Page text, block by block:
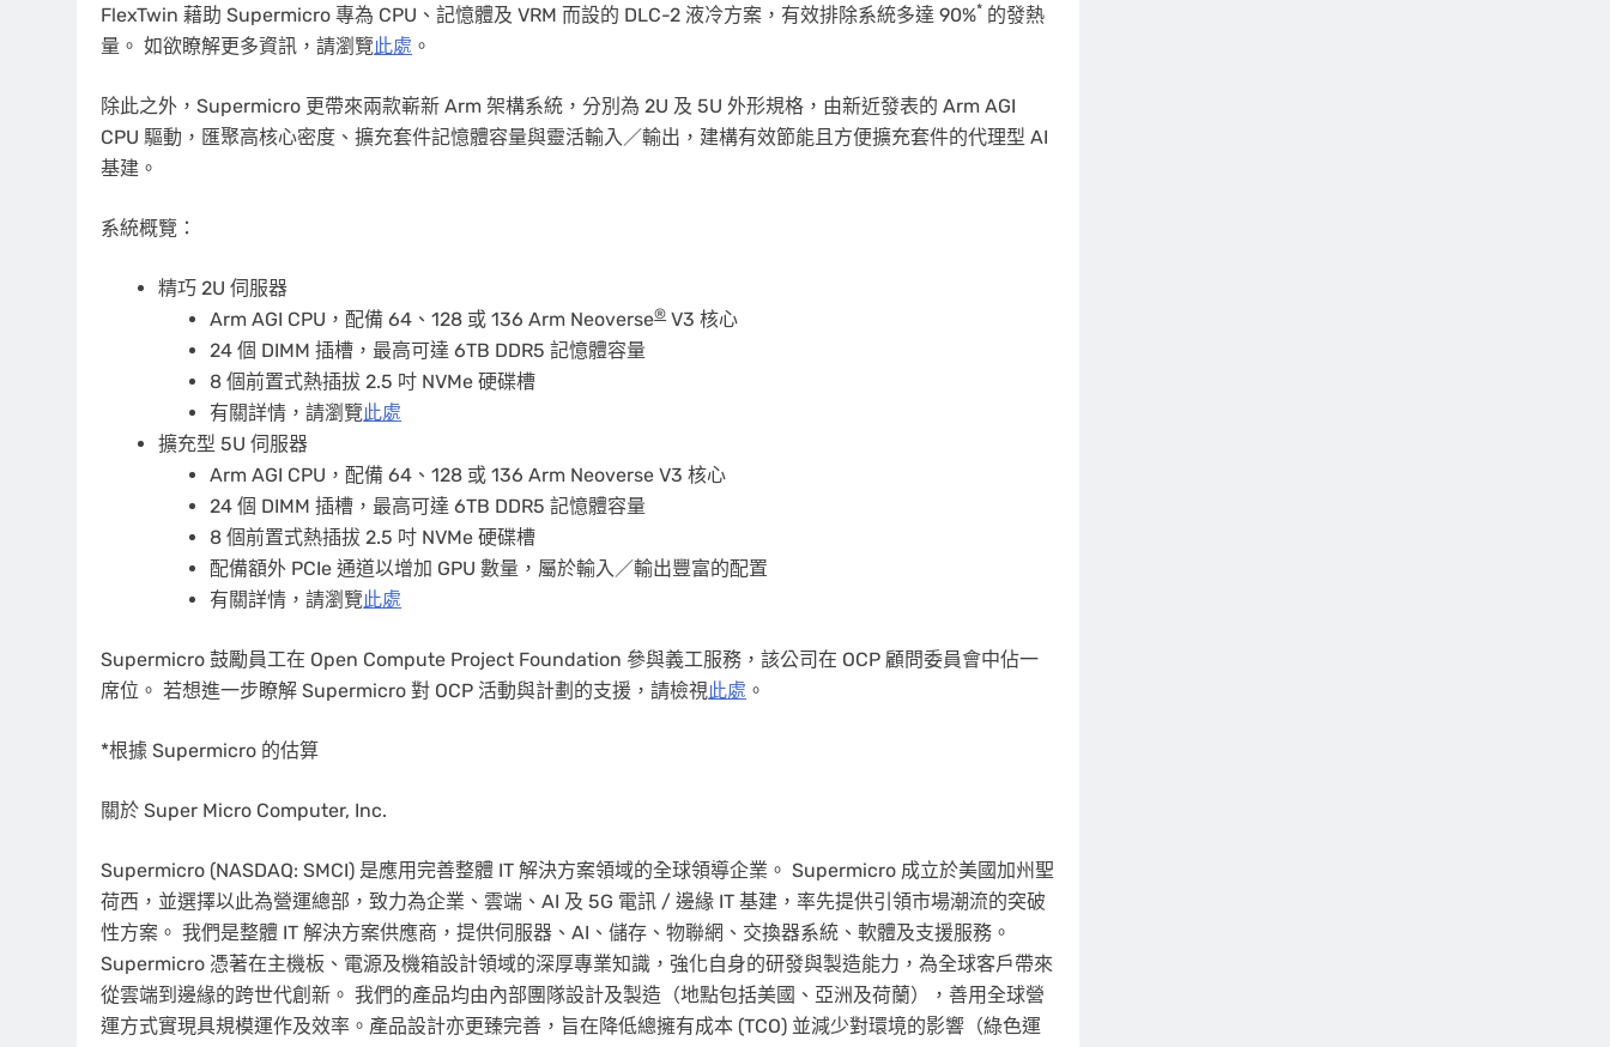
FlexTwin 藉助 Supermicro 專為 CPU、記憶體及 VRM 而設的 DLC-2 液冷方案，有效排除系統多達 90%* 的發熱
量。 如欲瞭解更多資訊，請瀏覽此處 。
除此之外，Supermicro 更帶來兩款嶄新 Arm 架構系統，分別為 2U 及 5U 外形規格，由新近發表的 Arm AGI
CPU 驅動，匯聚高核心密度、擴充套件記憶體容量與靈活輸入／輸出，建構有效節能且方便擴充套件的代理型 AI
基建。
系統概覽：
精巧 2U 伺服器
Arm AGI CPU，配備 64、128 或 136 Arm Neoverse®V3 核心
24 個 DIMM 插槽，最高可達 6TB DDR5 記憶體容量
8 個前置式熱插拔 2.5 吋 NVMe 硬碟槽
有關詳情，請瀏覽此處
擴充型 5U 伺服器
Arm AGI CPU，配備 64、128 或 136 Arm Neoverse V3 核心
24 個 DIMM 插槽，最高可達 6TB DDR5 記憶體容量
8 個前置式熱插拔 2.5 吋 NVMe 硬碟槽
配備額外 PCIe 通道以增加 GPU 數量，屬於輸入／輸出豐富的配置
有關詳情，請瀏覽此處
Supermicro 鼓勵員工在 Open Compute Project Foundation 參與義工服務，該公司在 OCP 顧問委員會中佔一
席位。 若想進一步瞭解 Supermicro 對 OCP 活動與計劃的支援，請檢視此處 。
*根據 Supermicro 的估算
關於 Super Micro Computer, Inc.
Supermicro (NASDAQ: SMCI) 是應用完善整體 IT 解決方案領域的全球領導企業。 Supermicro 成立於美國加州聖
荷西，並選擇以此為營運總部，致力為企業、雲端、AI 及 5G 電訊 / 邊緣 IT 基建，率先提供引領市場潮流的突破
性方案。 我們是整體 IT 解決方案供應商，提供伺服器、AI、儲存、物聯網、交換器系統、軟體及支援服務。
Supermicro 憑著在主機板、電源及機箱設計領域的深厚專業知識，強化自身的研發與製造能力，為全球客戶帶來
從雲端到邊緣的跨世代創新。 我們的產品均由內部團隊設計及製造（地點包括美國、亞洲及荷蘭），善用全球營
運方式實現具規模運作及效率。產品設計亦更臻完善，旨在降低總擁有成本 (TCO) 並減少對環境的影響（綠色運